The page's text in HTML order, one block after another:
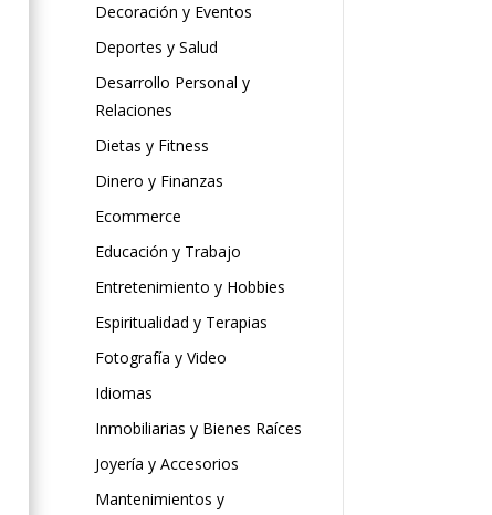
Decoración y Eventos
Deportes y Salud
Desarrollo Personal y
Relaciones
Dietas y Fitness
Dinero y Finanzas
Ecommerce
Educación y Trabajo
Entretenimiento y Hobbies
Espiritualidad y Terapias
Fotografía y Video
Idiomas
Inmobiliarias y Bienes Raíces
Joyería y Accesorios
Mantenimientos y